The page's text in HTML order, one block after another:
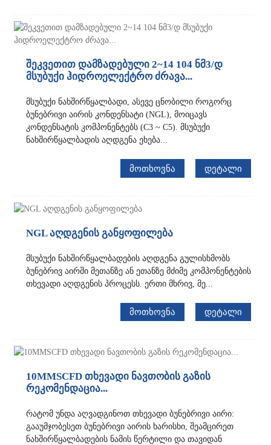
შეკვეთით დამზადებული 2~14 104 ნმ3/დ
მსუბუქი ჰიდროელექტრო ძრავა...
მსუბუქი ნახშირწყალბადი, ასევე ცნობილი როგორც
ბუნებრივი აირის კონდენსატი (NGL), მოიცავს
კონდენსატის კომპონენტებს (C3 ~ C5). მსუბუქი
ნახშირწყალბადის აღდგენა ეხება...
ᲛᲝᲗᲮᲝᲕᲜᲐ ᲓᲔᲢᲐᲚᲘ
NGL აღდგენის განყოფილება
მსუბუქი ნახშირწყალბადების აღდგენა გულისხმობს
ბუნებრივ აირში მეთანზე ან ეთანზე მძიმე კომპონენტების
თხევადი აღდგენის პროცესს. ერთი მხრივ, მე...
ᲛᲝᲗᲮᲝᲕᲜᲐ ᲓᲔᲢᲐᲚᲘ
10MMSCFD თხევადი ნავთობის გაზის
რეკომენდაცია...
რატომ უნდა აღვადგინოთ თხევადი ბუნებრივი აირი:
გააუმჯობესეთ ბუნებრივი აირის ხარისხი, შეამცირეთ
ნახშირწყალბადების ნამის წერტილი და თავიდან